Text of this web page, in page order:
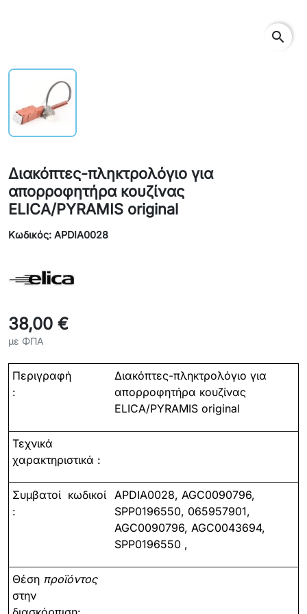
search
Διακόπτες-πληκτρολόγιο για
απορροφητήρα κουζίνας
ELICA/PYRAMIS original
Κωδικός: APDIA0028
38,00 €
με ΦΠΑ
Περιγραφή
:
Διακόπτες-πληκτρολόγιο για
απορροφητήρα κουζίνας
ELICA/PYRAMIS original
Τεχνικά
χαρακτηριστικά :
Συμβατοί κωδικοί
:
APDIA0028, AGC0090796,
SPP0196550, 065957901,
AGC0090796, AGC0043694,
SPP0196550 ,
Θέση προϊόντος
στην